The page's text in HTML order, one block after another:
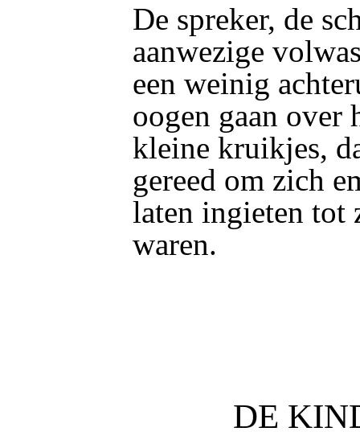
De spreker, de
aanwezige
een weinig
oogen gaan over
kleine kruikjes,
gereed om zich
laten ingieten tot
waren.
DE